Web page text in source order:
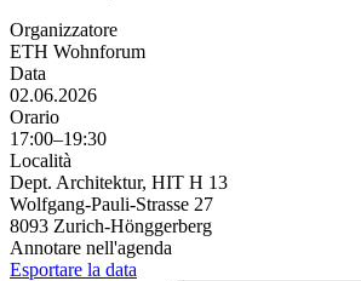
Organizzatore
ETH Wohnforum
Data
02.06.2026
Orario
17:00–19:30
Località
Dept. Architektur, HIT H 13
Wolfgang-Pauli-Strasse 27
8093 Zurich-Hönggerberg
Annotare nell'agenda
Esportare la data